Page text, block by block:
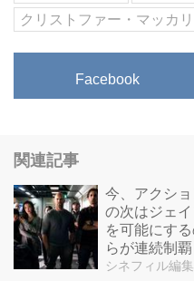
クリストファー・マッカ
Facebook
関連記事
今、アクシ
の次はジェ
を可能にす
らが連続制覇
シネフィル編